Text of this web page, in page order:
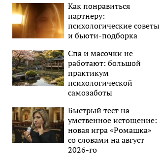
Как понравиться
партнеру:
психологические советы
и бьюти-подборка
Спа и масочки не
работают: большой
практикум
психологической
самозаботы
Быстрый тест на
умственное истощение:
новая игра «Ромашка»
со словами на август
2026-го